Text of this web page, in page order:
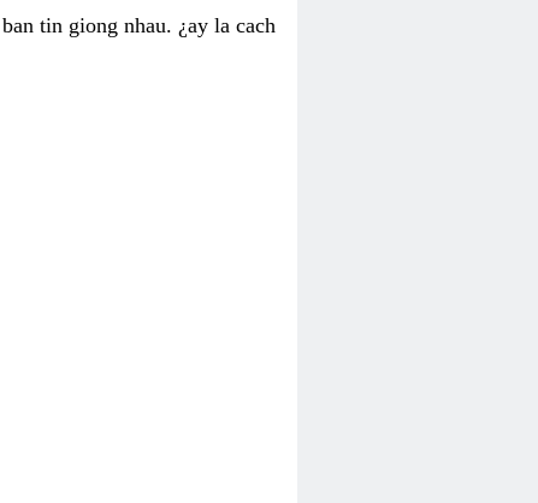
tin giong nhau. ¿ay la cach